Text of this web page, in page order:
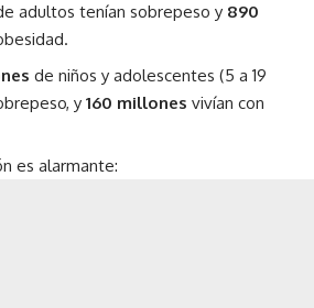
adultos tenían sobrepeso y 890
de niños y adolescentes (5 a 19
y 160 millones vivían con
es alarmante: